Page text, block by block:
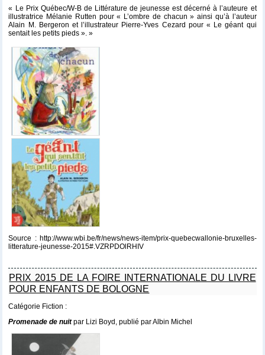
« Le Prix Québec/W-B de Littérature de jeunesse est décerné à l’auteure et
illustratrice Mélanie Rutten pour « L’ombre de chacun » ainsi qu’à l’auteur
Alain M. Bergeron et l’illustrateur Pierre-Yves Cezard pour « Le géant qui
sentait les petits pieds ». »
Source : http://www.wbi.be/fr/news/news-item/prix-quebecwallonie-bruxelles-
litterature-jeunesse-2015#.VZRPDOlRHIV
PRIX 2015 DE LA FOIRE INTERNATIONALE DU LIVRE
POUR ENFANTS DE BOLOGNE
Catégorie Fiction :
Promenade de nuit par Lizi Boyd, publié par Albin Michel